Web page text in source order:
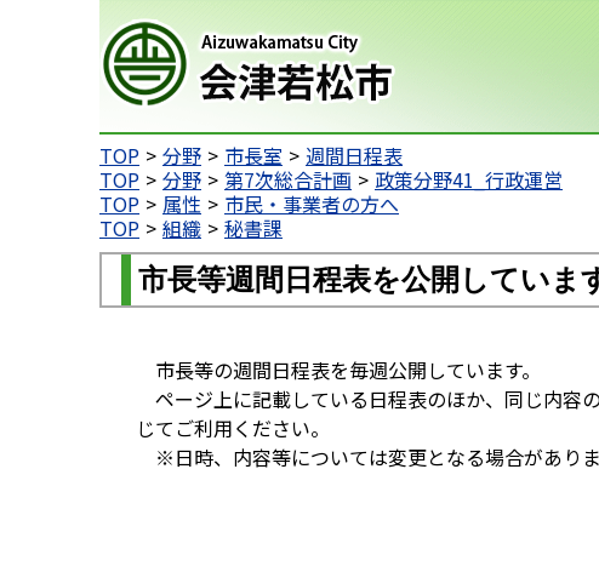
会津若松市
TOP
分野 市長室
週間日程表
TOP
分野 第7次総合計画
政策分野41_行政運営
TOP
属性
市民・事業者の方へ
TOP
組織 秘書課
市長等週間日程表を公開していま
市長等の週間日程表を毎週公開しています。
ページ上に記載している日程表のほか、同じ内容
じてご利用ください。
※日時、内容等については変更となる場合がありま